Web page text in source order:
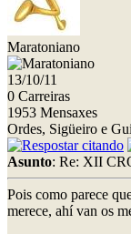
Maratoniano
13/10/11
0 Carreiras
1953 Mensaxes
Ordes, Sigüeiro e
Asunto: Re: XII
Pois como parece
merece, ahí van os